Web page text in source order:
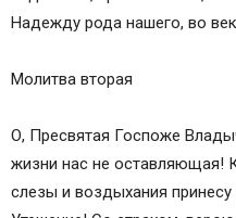
Надежду рода нашего, во
Молитва вторая
О, Пресвятая Госпоже
жизни нас не оставляющая!
слезы и воздыхания